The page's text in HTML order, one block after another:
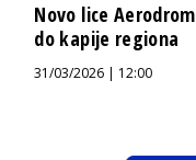
Novo lice
do kapije regiona
31/03/2026 | 12:00